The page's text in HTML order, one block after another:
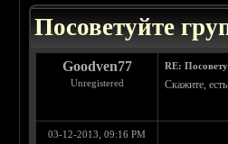
Посоветуйте
Goodven77
Unregistered
RE:
Скажите,
03-12-2013, 09:16 PM